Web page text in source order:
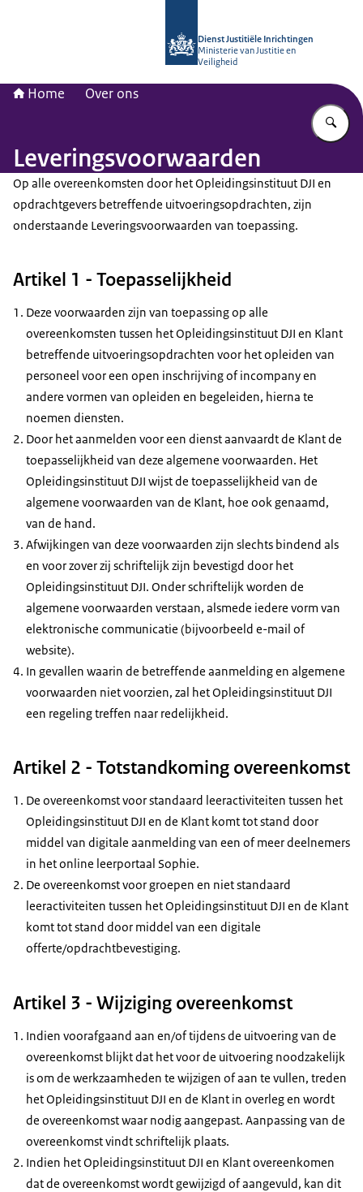
Dienst Justitiële Inrichtingen
Ministerie van Justitie en
Veiligheid
Home Over ons
Leveringsvoorwaarden
Op alle overeenkomsten door het Opleidingsinstituut DJI en
opdrachtgevers betreffende uitvoeringsopdrachten, zijn
onderstaande Leveringsvoorwaarden van toepassing.
Artikel 1 - Toepasselijkheid
Deze voorwaarden zijn van toepassing op alle
overeenkomsten tussen het Opleidingsinstituut DJI en Klant
betreffende uitvoeringsopdrachten voor het opleiden van
personeel voor een open inschrijving of incompany en
andere vormen van opleiden en begeleiden, hierna te
noemen diensten.
Door het aanmelden voor een dienst aanvaardt de Klant de
toepasselijkheid van deze algemene voorwaarden. Het
Opleidingsinstituut DJI wijst de toepasselijkheid van de
algemene voorwaarden van de Klant, hoe ook genaamd,
van de hand.
Afwijkingen van deze voorwaarden zijn slechts bindend als
en voor zover zij schriftelijk zijn bevestigd door het
Opleidingsinstituut DJI. Onder schriftelijk worden de
algemene voorwaarden verstaan, alsmede iedere vorm van
elektronische communicatie (bijvoorbeeld e-mail of
website).
In gevallen waarin de betreffende aanmelding en algemene
voorwaarden niet voorzien, zal het Opleidingsinstituut DJI
een regeling treffen naar redelijkheid.
Artikel 2 - Totstandkoming overeenkomst
De overeenkomst voor standaard leeractiviteiten tussen het
Opleidingsinstituut DJI en de Klant komt tot stand door
middel van digitale aanmelding van een of meer deelnemers
in het online leerportaal Sophie.
De overeenkomst voor groepen en niet standaard
leeractiviteiten tussen het Opleidingsinstituut DJI en de Klant
komt tot stand door middel van een digitale
offerte/opdrachtbevestiging.
Artikel 3 - Wijziging overeenkomst
Indien voorafgaand aan en/of tijdens de uitvoering van de
overeenkomst blijkt dat het voor de uitvoering noodzakelijk
is om de werkzaamheden te wijzigen of aan te vullen, treden
het Opleidingsinstituut DJI en de Klant in overleg en wordt
de overeenkomst waar nodig aangepast. Aanpassing van de
overeenkomst vindt schriftelijk plaats.
Indien het Opleidingsinstituut DJI en Klant overeenkomen
dat de overeenkomst wordt gewijzigd of aangevuld, kan dit